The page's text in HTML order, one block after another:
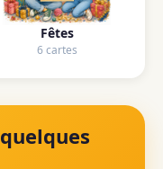
Fêtes
6 cartes